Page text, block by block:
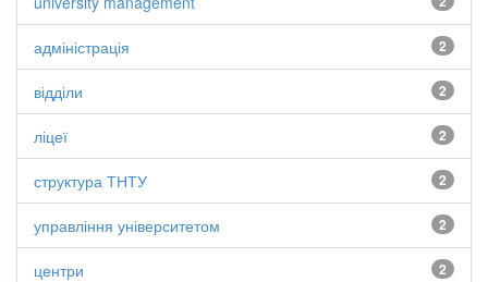
2
адміністрація
2
відділи
2
ліцеї
2
структура ТНТУ
2
управління університетом
2
центри